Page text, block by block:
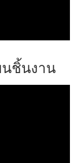
นชิ้นงาน